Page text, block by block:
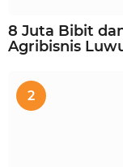
8 Juta Bibit
Agribisnis
2